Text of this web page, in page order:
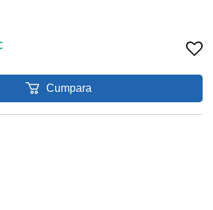
Cumpara